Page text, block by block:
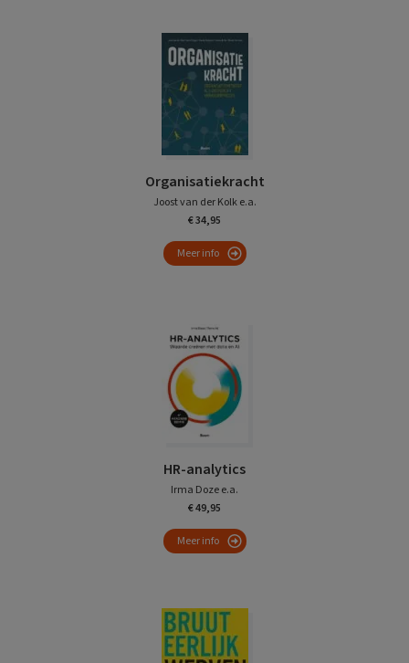
Organisatiekracht
Joost van der Kolk e.a.
€ 34,95
Meer info
HR-analytics
Irma Doze e.a.
€ 49,95
Meer info